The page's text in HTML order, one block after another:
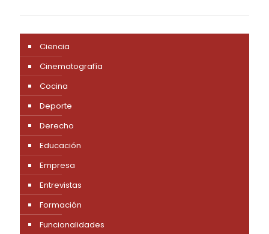
Ciencia
Cinematografía
Cocina
Deporte
Derecho
Educación
Empresa
Entrevistas
Formación
Funcionalidades